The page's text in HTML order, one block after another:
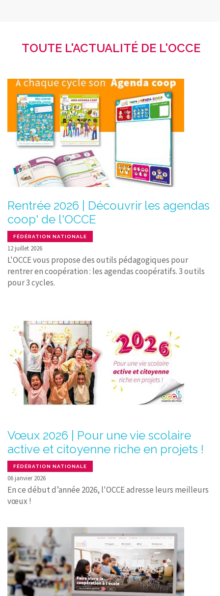
TOUTE L'ACTUALITÉ DE L'OCCE
Rentrée 2026 | Découvrir les agendas
coop' de l'OCCE
FÉDÉRATION NATIONALE
12 juillet 2026
L'OCCE vous propose des outils pédagogiques pour
rentrer en coopération : les agendas coopératifs. 3 outils
pour 3 cycles.
Vœux 2026 | Pour une vie scolaire
active et citoyenne riche en projets !
FÉDÉRATION NATIONALE
06 janvier 2026
En ce début d’année 2026, l'OCCE adresse leurs meilleurs
vœux !